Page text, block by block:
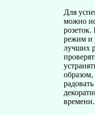
Для
можно
режим и
лучших
времени.